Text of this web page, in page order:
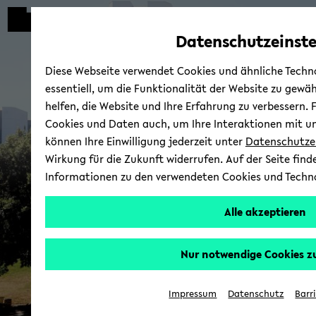
Automatische
vermeiden
zum
wechseln
zum
wechseln
zum
wechseln
Diese Webseite verwendet Cookies und ähnliche
essentiell, um die Funktionalität der Website zu
helfen, die Website und Ihre Erfahrung zu verbessern.
Cookies und Daten auch, um Ihre Interaktionen mit
können Ihre Einwilligung jederzeit unter
Wirkung für die Zukunft widerrufen. Auf der Seite
Informationen zu den verwendeten Cookies und
Alle akzeptieren
Nur notwendige Cookies
Impressum Datenschutz